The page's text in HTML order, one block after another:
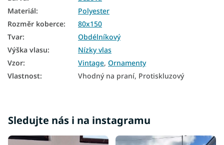
Materiál:
Polyester
Rozměr koberce:
80x150
Tvar:
Obdélníkový
Výška vlasu:
Nízky vlas
Vzor: Vintage, Ornamenty
Vlastnost: Vhodný na praní, Protiskluzový
Sledujte nás i na instagramu